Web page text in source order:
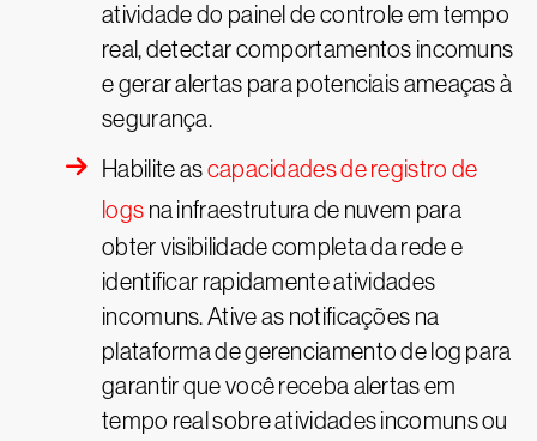
atividade do painel de controle em tempo
real, detectar comportamentos incomuns
e gerar alertas para potenciais ameaças à
segurança.
Habilite ascapacidades de registro de
logs na infraestrutura de nuvem para
obter visibilidade completa da rede e
identificar rapidamente atividades
incomuns. Ative as notificações na
plataforma de gerenciamento de log para
garantir que você receba alertas em
tempo real sobre atividades incomuns ou